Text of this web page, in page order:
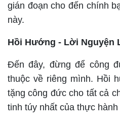
gián đoạn cho đến chính
này.
Hồi Hướng - Lời Nguyện
Đến đây, đừng để công
thuộc về riêng mình. Hồi
tặng công đức cho tất cả
tinh túy nhất của thực